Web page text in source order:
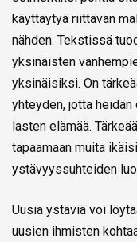
käyttäytyä riittävän
nähden. Tekstissä
yksinäisten
yksinäisiksi. On
yhteyden, jotta
lasten elämää.
tapaamaan muita
ystävyyssuhteiden
Uusia ystäviä voi
uusien ihmisten